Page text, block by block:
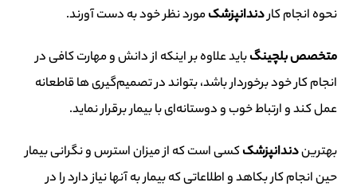
نحوه انجام کاردندانپزشکمورد نظرخود به دست آورند.
متخصصبلچینگبایدعلاوه بر اینکه از دانش و مهارت کافیدر
انجام کار خود برخوردار باشد،بتواند در تصمیم‌گیریهاقاطعانه
عمل کند و ارتباط خوب و دوستانه‌ایبا بیماربرقرار نماید.
بهتریندندانپزشککسیاست که از میزاناسترسو نگرانیبیمار
حینانجام کار بکاهد و اطلاعاتیکه بیماربه آنها نیازدارد را در